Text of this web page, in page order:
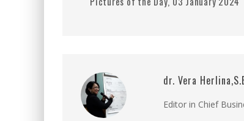
dr. Vera
Editor in Chief